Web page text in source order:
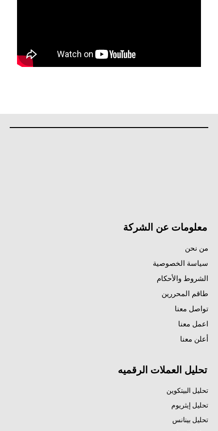
معلومات عن الشركة
من نحن
سياسة الخصوصية
الشروط والأحكام
طاقم المحررين
تواصل معنا
اعمل معنا
أعلن معنا
تحليل العملات الرقميه
تحليل البيتكوين
تحليل إيثريوم
تحليل بينانس